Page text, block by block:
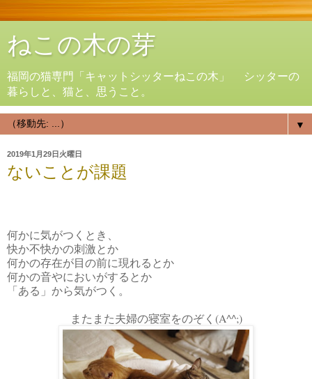
ねこの木の芽
福岡の猫専門「キャットシッターねこの木」 シッターの
暮らしと、猫と、思うこと。
▼
2019年1月29日火曜日
ないことが課題
何かに気がつくとき、
快か不快かの刺激とか
何かの存在が目の前に現れるとか
何かの音やにおいがするとか
「ある」から気がつく。
またまた夫婦の寝室をのぞく(A^^;)